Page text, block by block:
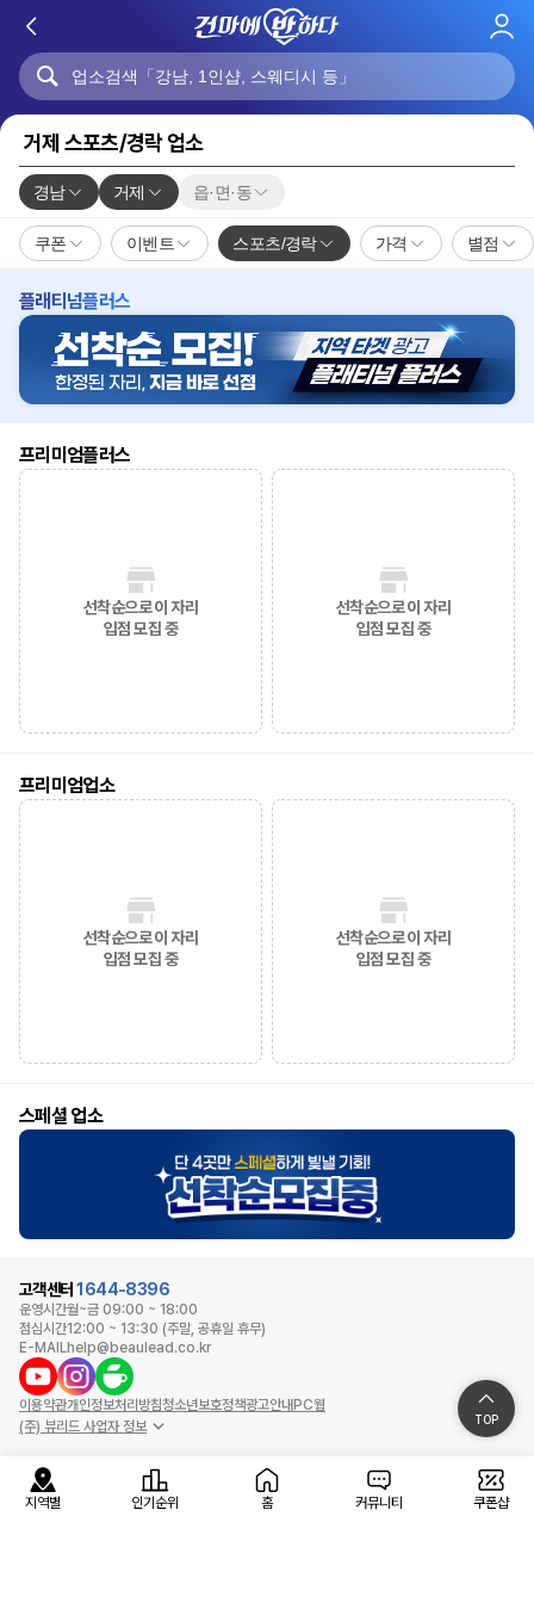
로
거제 스포츠/경락 업소
경남 거제 읍·면·동
쿠폰 이벤트 스포츠/경락 가격 별점
플래티넘플러스
프리미엄플러스
선착순으로 이 자리
입점 모집 중
선착순으로 이 자리
입점 모집 중
프리미엄업소
선착순으로 이 자리
입점 모집 중
선착순으로 이 자리
입점 모집 중
스페셜 업소
고객센터 1644-8396
운영시간월~금 09:00 ~ 18:00
점심시간12:00 ~ 13:30 (주말, 공휴일 휴무)
E-MAILhelp@beaulead.co.kr
이용약관개인정보처리방침청소년보호정책광고안내PC웹
(주) 뷰리드 사업자 정보
지역별 인기순위 홈 커뮤니티 쿠폰샵
TOP